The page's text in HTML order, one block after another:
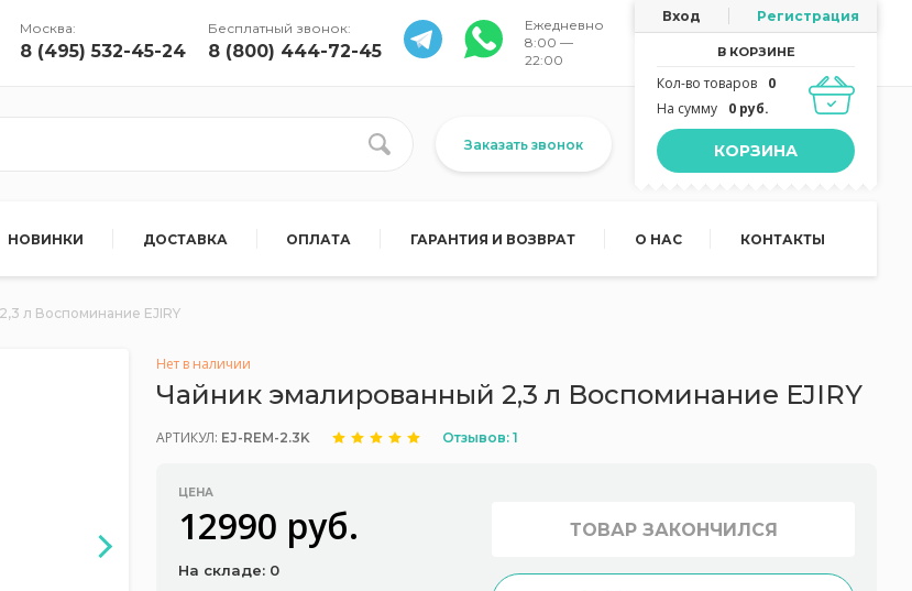
Москва:
8 (495) 532-45-24
Бесплатный звонок:
8 (800) 444-72-45
Ежедневно
8:00 —
22:00
Вход Регистрация
В КОРЗИНЕ
Кол-во товаров
0
На сумму
0 руб.
КОРЗИНА
Заказать звонок
НОВИНКИ ДОСТАВКА ОПЛАТА ГАРАНТИЯ И ВОЗВРАТ О НАС КОНТАКТЫ
л Воспоминание EJIRY
Нет в наличии
Чайник эмалированный 2,3 л Воспоминание EJIRY
АРТИКУЛ: EJ-REM-2.3K Отзывов: 1
ЦЕНА
12990 руб.
На складе: 0
ТОВАР ЗАКОНЧИЛСЯ